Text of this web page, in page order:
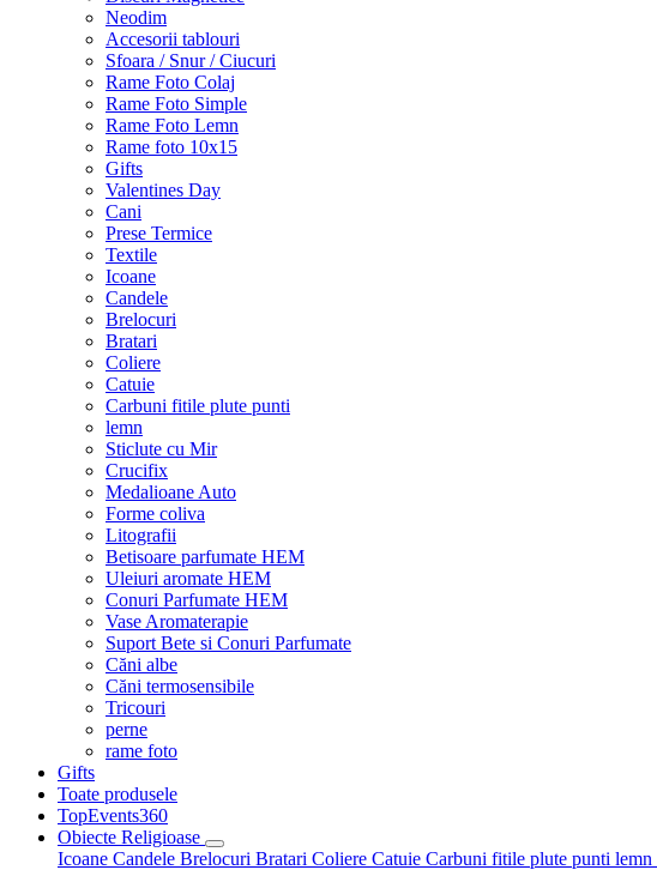
Neodim
Accesorii tablouri
Sfoara / Snur / Ciucuri
Rame Foto Colaj
Rame Foto Simple
Rame Foto Lemn
Rame foto 10x15
Gifts
Valentines Day
Cani
Prese Termice
Textile
Icoane
Candele
Brelocuri
Bratari
Coliere
Catuie
Carbuni fitile plute punti
lemn
Sticlute cu Mir
Crucifix
Medalioane Auto
Forme coliva
Litografii
Betisoare parfumate HEM
Uleiuri aromate HEM
Conuri Parfumate HEM
Vase Aromaterapie
Suport Bete si Conuri Parfumate
Căni albe
Căni termosensibile
Tricouri
perne
rame foto
Gifts
Toate produsele
TopEvents360
Obiecte Religioase
Icoane Candele Brelocuri Bratari Coliere Catuie Carbuni fitile plute punti lemn